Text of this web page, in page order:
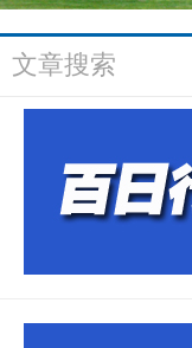
文章搜索